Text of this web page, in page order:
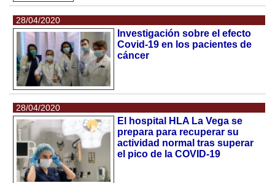
28/04/2020
Investigación sobre el efecto
Covid-19 en los pacientes de
cáncer
28/04/2020
El hospital HLA La Vega se
prepara para recuperar su
actividad normal tras superar
el pico de la COVID-19